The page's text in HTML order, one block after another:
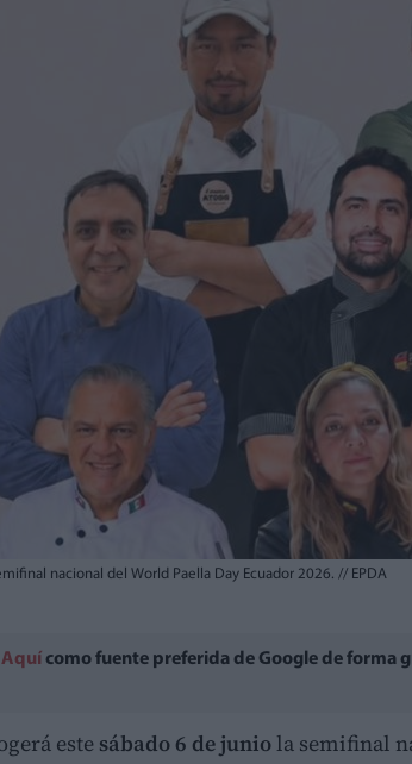
nacional del World Paella Day Ecuador 2026. // EPDA
Aquí como fuente preferida de Google de forma
este sábado 6 de junio la semifinal